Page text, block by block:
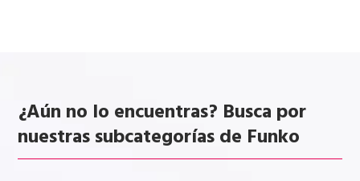
¿Aún no lo encuentras? Busca por
nuestras subcategorías de Funko